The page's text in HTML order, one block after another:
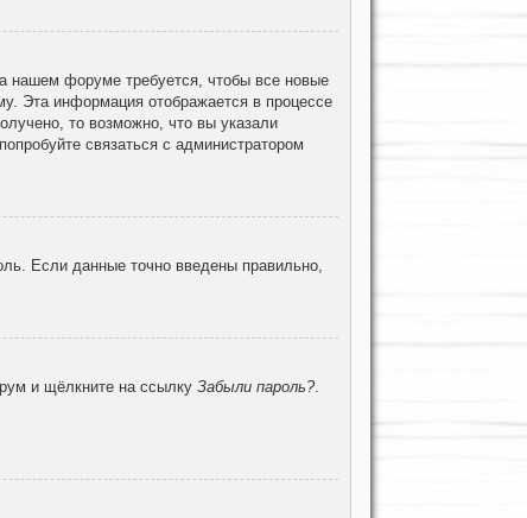
нашем форуме требуется, чтобы все новые
Эта информация отображается в процессе
то возможно, что вы указали
связаться с администратором
Если данные точно введены правильно,
и щёлкните на ссылку Забыли пароль?.